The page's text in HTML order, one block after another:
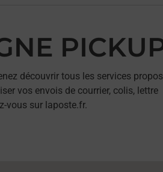
découvrir tous les services
vos envois de courrier, colis, lettre
vous sur laposte.fr.